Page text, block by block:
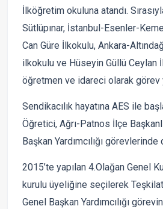
İlköğretim okuluna atandı.
Sütlüpınar, İstanbul-Esenler-
Can Güre İlkokulu, Ankara-
ilkokulu ve Hüseyin Güllü Ceylan
öğretmen ve idareci olarak görev
Sendikacılık hayatına AES ile
Öğretici, Ağrı-Patnos İlçe
Başkan Yardımcılığı
2015’te yapılan 4.Olağan Genel
kurulu üyeliğine seçilerek
Genel Başkan Yardımcılığı